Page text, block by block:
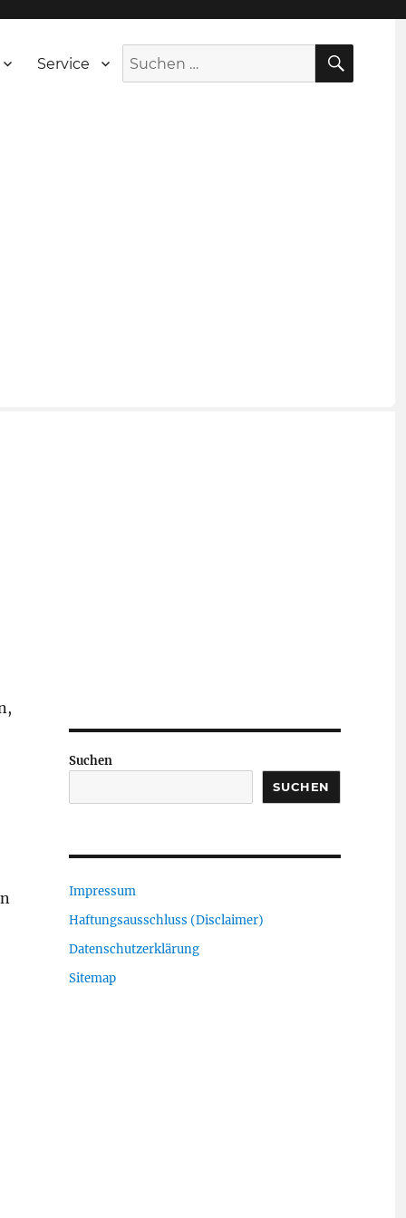
Service
Suche
nach:
Suchen
SUCHEN
Impressum
Haftungsausschluss (Disclaimer)
Datenschutzerklärung
Sitemap